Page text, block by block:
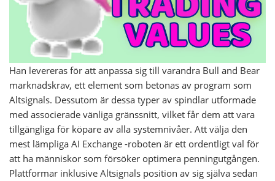
Han levereras för att anpassa sig till varandra Bull and Bear
marknadskrav, ett element som betonas av program som
Altsignals. Dessutom är dessa typer av spindlar utformade
med associerade vänliga gränssnitt, vilket får dem att vara
tillgängliga för köpare av alla systemnivåer. Att välja den
mest lämpliga AI Exchange -roboten är ett ordentligt val för
att ha människor som försöker optimera penningutgången.
Plattformar inklusive Altsignals position av sig själva sedan